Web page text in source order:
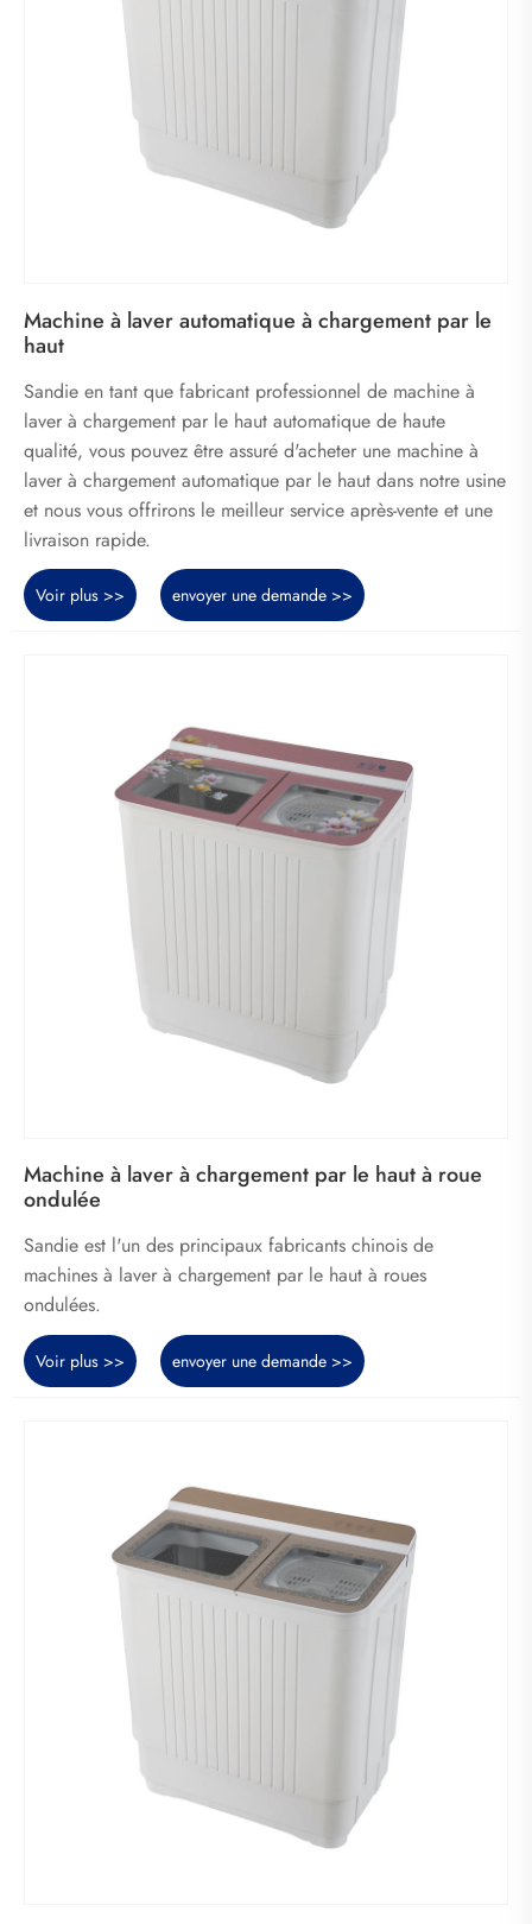
Machine à laver automatique à chargement par le
haut
Sandie en tant que fabricant professionnel de machine à
laver à chargement par le haut automatique de haute
qualité, vous pouvez être assuré d'acheter une machine à
laver à chargement automatique par le haut dans notre usine
et nous vous offrirons le meilleur service après-vente et une
livraison rapide.
Voir plus >> envoyer une demande >>
Machine à laver à chargement par le haut à roue
ondulée
Sandie est l'un des principaux fabricants chinois de
machines à laver à chargement par le haut à roues
ondulées.
Voir plus >> envoyer une demande >>